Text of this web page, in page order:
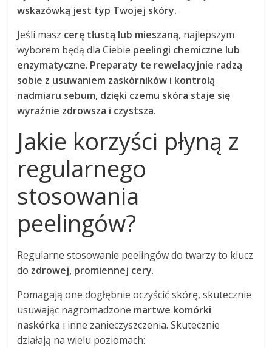
wskazówką jest typ Twojej skóry.
Jeśli masz cerę tłustą lub mieszaną, najlepszym
wyborem będą dla Ciebie peelingi chemiczne lub
enzymatyczne. Preparaty te rewelacyjnie radzą
sobie z usuwaniem zaskórników i kontrolą
nadmiaru sebum, dzięki czemu skóra staje się
wyraźnie zdrowsza i czystsza.
Jakie korzyści płyną z
regularnego
stosowania
peelingów?
Regularne stosowanie peelingów do twarzy to klucz
do zdrowej, promiennej cery.
Pomagają one dogłębnie oczyścić skórę, skutecznie
usuwając nagromadzone martwe komórki
naskórka i inne zanieczyszczenia. Skutecznie
działają na wielu poziomach: